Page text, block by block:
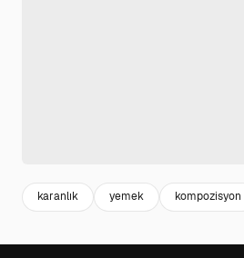
karanlık yemek kompozisyon